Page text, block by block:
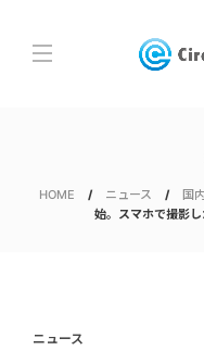
HOME ニュース 国内
始。スマホで撮影
ニュース